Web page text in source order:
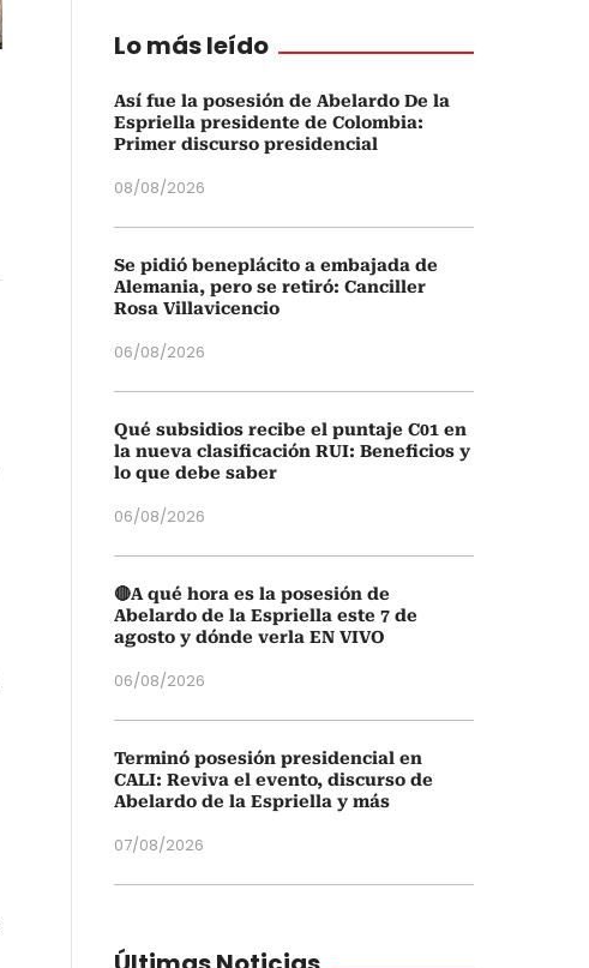
Lo más leído
Así fue la posesión de Abelardo De la
Espriella presidente de Colombia:
Primer discurso presidencial
08/08/2026
Se pidió beneplácito a embajada de
Alemania, pero se retiró: Canciller
Rosa Villavicencio
06/08/2026
Qué subsidios recibe el puntaje C01 en
la nueva clasificación RUI: Beneficios y
lo que debe saber
06/08/2026
🔴A qué hora es la posesión de
Abelardo de la Espriella este 7 de
agosto y dónde verla EN VIVO
06/08/2026
Terminó posesión presidencial en
CALI: Reviva el evento, discurso de
Abelardo de la Espriella y más
07/08/2026